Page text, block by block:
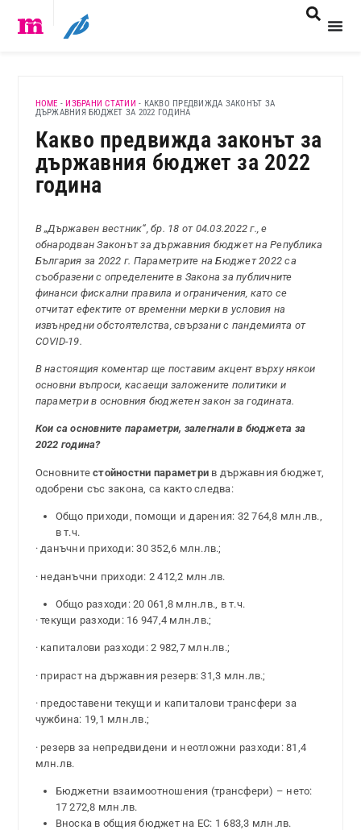
HOME - ИЗБРАНИ СТАТИИ - КАКВО ПРЕДВИЖДА ЗАКОНЪТ ЗА
ДЪРЖАВНИЯ БЮДЖЕТ ЗА 2022 ГОДИНА
Какво предвижда законът за
държавния бюджет за 2022
година
В „Държавен вестник“, бр. 18 от 04.03.2022 г., е
обнародван Законът за държавния бюджет на Република
България за 2022 г. Параметрите на Бюджет 2022 са
съобразени с определените в Закона за публичните
финанси фискални правила и ограничения, като се
отчитат ефектите от временни мерки в условия на
извънредни обстоятелства, свързани с пандемията от
COVID-19.
В настоящия коментар ще поставим акцент върху някои
основни въпроси, касаещи заложените политики и
параметри в основния бюджетен закон за годината.
Кои са основните параметри, залегнали в бюджета за
2022 година?
Основнитестойностни параметри в държавния бюджет,
одобрени със закона, са както следва:
Общо приходи, помощи и дарения: 32 764,8 млн.лв.,
в т.ч.
· данъчни приходи: 30 352,6 млн.лв.;
· неданъчни приходи: 2 412,2 млн.лв.
Общо разходи: 20 061,8 млн.лв., в т.ч.
· текущи разходи: 16 947,4 млн.лв.;
· капиталови разходи: 2 982,7 млн.лв.;
· прираст на държавния резерв: 31,3 млн.лв.;
· предоставени текущи и капиталови трансфери за
чужбина: 19,1 млн.лв.;
· резерв за непредвидени и неотложни разходи: 81,4
млн.лв.
Бюджетни взаимоотношения (трансфери) – нето:
17 272,8 млн.лв.
Вноска в общия бюджет на ЕС: 1 683,3 млн.лв.